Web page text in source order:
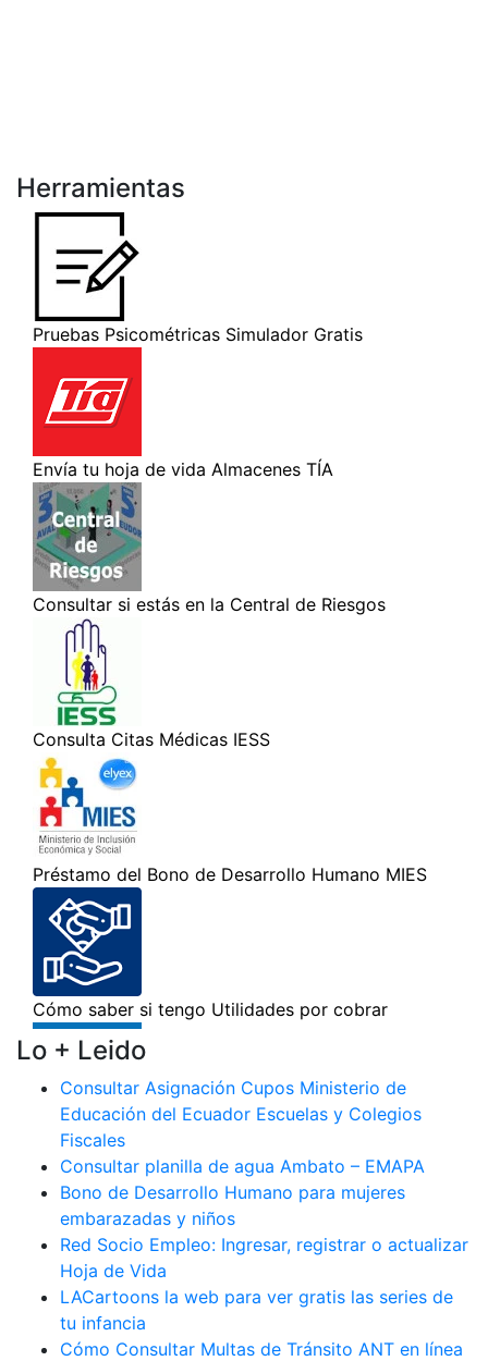
Herramientas
Lo + Leido
Consultar Asignación Cupos Ministerio de
Educación del Ecuador Escuelas y Colegios
Fiscales
Consultar planilla de agua Ambato – EMAPA
Bono de Desarrollo Humano para mujeres
embarazadas y niños
Red Socio Empleo: Ingresar, registrar o actualizar
Hoja de Vida
LACartoons la web para ver gratis las series de
tu infancia
Cómo Consultar Multas de Tránsito ANT en línea